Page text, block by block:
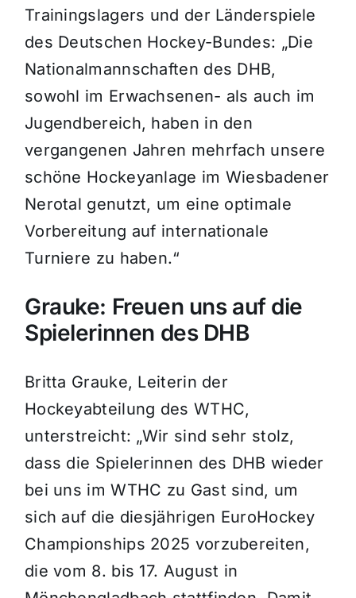
Trainingslagers und der Länderspiele
des Deutschen Hockey-Bundes: „Die
Nationalmannschaften des DHB,
sowohl im Erwachsenen- als auch im
Jugendbereich, haben in den
vergangenen Jahren mehrfach unsere
schöne Hockeyanlage im Wiesbadener
Nerotal genutzt, um eine optimale
Vorbereitung auf internationale
Turniere zu haben.“
Grauke: Freuen uns auf die
Spielerinnen des DHB
Britta Grauke, Leiterin der
Hockeyabteilung des WTHC,
unterstreicht: „Wir sind sehr stolz,
dass die Spielerinnen des DHB wieder
bei uns im WTHC zu Gast sind, um
sich auf die diesjährigen EuroHockey
Championships 2025 vorzubereiten,
die vom 8. bis 17. August in